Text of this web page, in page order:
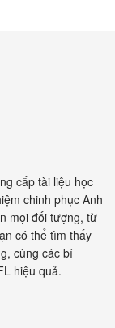
cấp tài liệu học
chinh phục Anh
mọi đối tượng, từ
có thể tìm thấy
cùng các bí
hiệu quả.